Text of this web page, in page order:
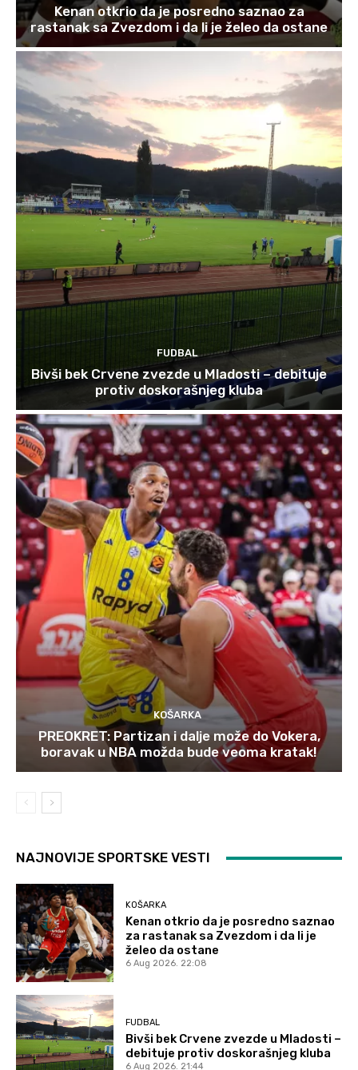
Kenan otkrio da je posredno saznao za
rastanak sa Zvezdom i da li je želeo da ostane
FUDBAL
Bivši bek Crvene zvezde u Mladosti – debituje
protiv doskorašnjeg kluba
KOŠARKA
PREOKRET: Partizan i dalje može do Vokera,
boravak u NBA možda bude veoma kratak!
NAJNOVIJE SPORTSKE VESTI
KOŠARKA
Kenan otkrio da je posredno saznao
za rastanak sa Zvezdom i da li je
želeo da ostane
6 Aug 2026. 22:08
FUDBAL
Bivši bek Crvene zvezde u Mladosti –
debituje protiv doskorašnjeg kluba
6 Aug 2026. 21:44